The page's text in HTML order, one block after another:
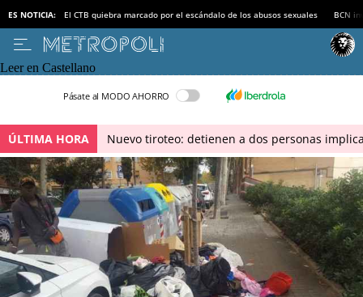
ES NOTICIA: El CTB quiebra marcado por el escándalo de los abusos sexuales BCN
Leer en Castellano
Pásate al MODO AHORRO
ÚLTIMA HORA Nuevo tiroteo: detienen a dos personas